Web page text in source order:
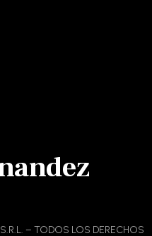
– TODOS LOS DERECHOS